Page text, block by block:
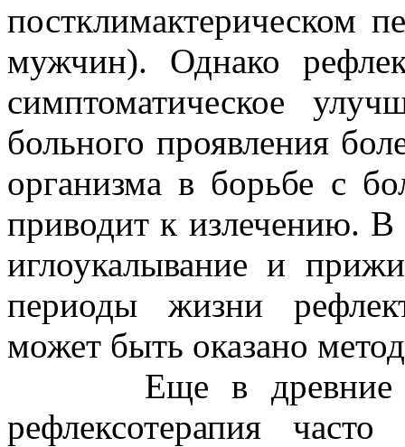
постклимактерическом
мужчин). Однако
симптоматическое
больного проявления
организма в борьбе с
приводит к излечению. В
иглоукалывание и
периоды жизни
может быть оказано
Еще в древние
рефлексотерапия